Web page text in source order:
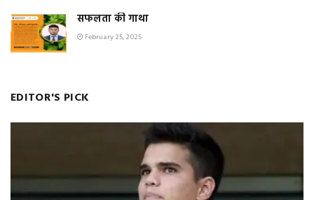
सफलता की गाथा
February 25, 2025
EDITOR'S PICK